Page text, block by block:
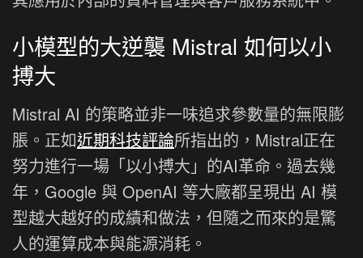
小模型的大逆襲 Mistral 如何以小
搏大
Mistral AI 的策略並非一味追求參數量的無限膨
脹。正如近期科技評論所指出的，Mistral正在
努力進行一場「以小搏大」的AI革命。過去幾
年，Google 與 OpenAI 等大廠都呈現出 AI 模
型越大越好的成績和做法，但隨之而來的是驚
人的運算成本與能源消耗。